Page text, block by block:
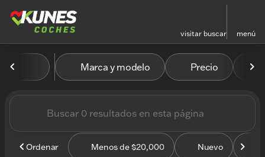
visitar buscar menú
filtrar buscar volver arriba
Vehículos en venta en
Marca y modelo Precio
Ordenar Menos de $20,000 Nuevo